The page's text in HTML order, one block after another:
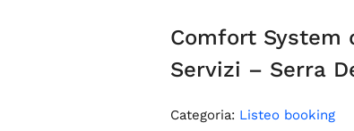
Comfort System
Servizi – Serra
Categoria: Listeo booking